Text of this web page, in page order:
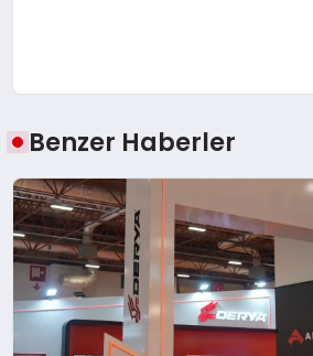
Benzer Haberler